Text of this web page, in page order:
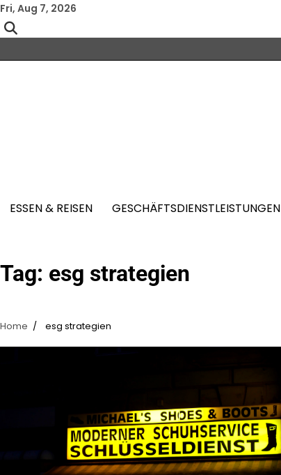
Skip
to
content
Fri, Aug 7, 2026
ESSEN & REISEN GESCHÄFTSDIENSTLEISTUNGEN
Tag: esg strategien
Home esg strategien